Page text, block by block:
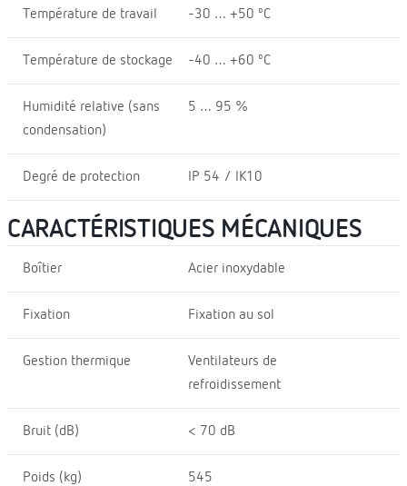
Température de travail -30 … +50 ºC
Température de stockage -40 … +60 ºC
Humidité relative (sans
condensation)
5 … 95 %
Degré de protection IP 54 / IK10
CARACTÉRISTIQUES MÉCANIQUES
Boîtier Acier inoxydable
Fixation Fixation au sol
Gestion thermique
Ventilateurs de
refroidissement
Bruit (dB) < 70 dB
Poids (kg) 545